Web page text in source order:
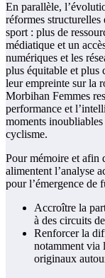
En parallèle,
réformes structurelles
sport : plus de
médiatique et un
numériques et les
plus équitable et plus
leur empreinte sur la
Morbihan Femmes
performance et
moments
cyclisme.
Pour mémoire et afin
alimentent l’analyse
pour l’émergence de
Accroître la
à des circuits
Renforcer la
notamment via
originaux